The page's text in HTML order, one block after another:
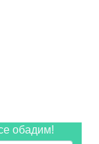
обадим!